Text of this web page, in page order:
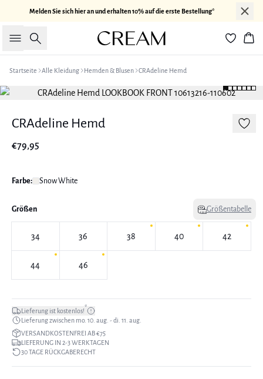
Melden Sie sich hier an und erhalten 10% auf die erste Bestellung*
Suche
Startseite Alle Kleidung Hemden & Blusen CRAdeline Hemd
CRAdeline Hemd
€79,95
Farbe: Snow White
Größen Größentabelle
34 36 38 40 42
44 46
Lieferung ist kostenlos!*
Lieferung zwischen mo. 10. aug. - di. 11. aug.
VERSANDKOSTENFREI AB €75
LIEFERUNG IN 2-3 WERKTAGEN
30 TAGE RÜCKGABERECHT